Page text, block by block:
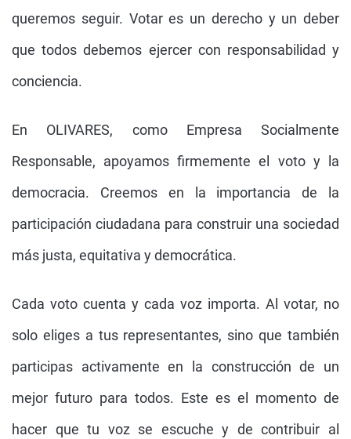
queremos seguir. Votar es un derecho y un deber
que todos debemos ejercer con responsabilidad y
conciencia.
En OLIVARES, como Empresa Socialmente
Responsable, apoyamos firmemente el voto y la
democracia. Creemos en la importancia de la
participación ciudadana para construir una sociedad
más justa, equitativa y democrática.
Cada voto cuenta y cada voz importa. Al votar, no
solo eliges a tus representantes, sino que también
participas activamente en la construcción de un
mejor futuro para todos. Este es el momento de
hacer que tu voz se escuche y de contribuir al